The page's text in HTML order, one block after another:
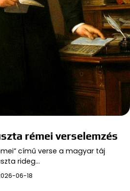
rémei verselemzés
című verse a magyar táj
rideg…
06-18